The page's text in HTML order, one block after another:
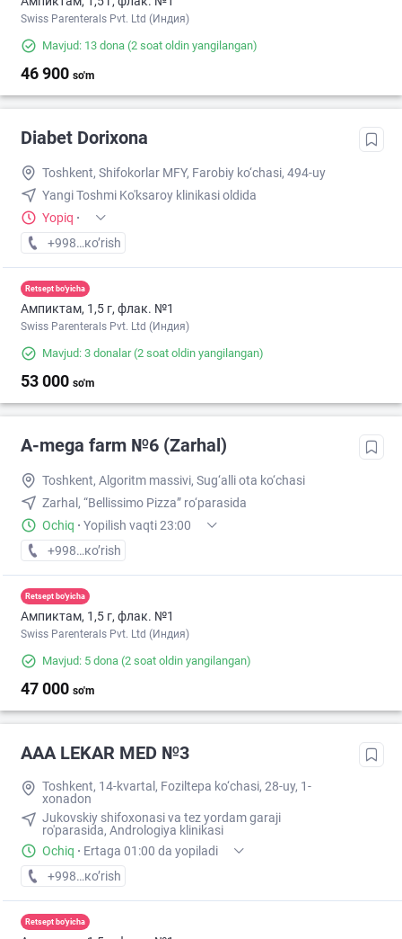
Swiss Parenterals Pvt. Ltd (Индия)
Mavjud: 13 dona (2 soat oldin yangilangan)
46 900 so'm
Diabet Dorixona
Toshkent, Shifokorlar MFY, Farobiy ko‘chasi, 494-uy
Yangi Toshmi Ko'ksaroy klinikasi oldida
Yopiq ·
+998 (55) XXX-XX-XX
кo’rish
Retsept bo'yicha
Ампиктам, 1,5 г, флак. №1
Swiss Parenterals Pvt. Ltd (Индия)
Mavjud: 3 donalar(2 soat oldin yangilangan)
53 000 so'm
A-mega farm №6 (Zarhal)
Toshkent, Algoritm massivi, Sug‘alli ota ko‘chasi
Zarhal, “Bellissimo Pizza” ro‘parasida
Ochiq · Yopilish vaqti 23:00
+998 (99) XXX-XX-XX
кo’rish
Retsept bo'yicha
Ампиктам, 1,5 г, флак. №1
Swiss Parenterals Pvt. Ltd (Индия)
Mavjud: 5 dona (2 soat oldin yangilangan)
47 000 so'm
AAA LEKAR MED №3
Toshkent, 14-kvartal, Foziltepa ko‘chasi, 28-uy, 1-
xonadon
Jukovskiy shifoxonasi va tez yordam garaji
ro'parasida, Andrologiya klinikasi
Ochiq · Ertaga 01:00 da yopiladi
+998 (97) XXX-XX-XX
кo’rish
Retsept bo'yicha